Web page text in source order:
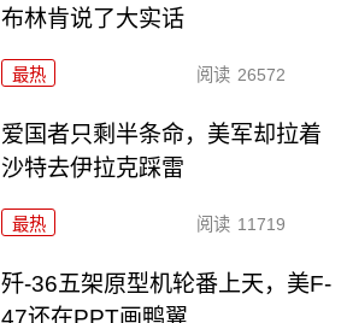
布林肯说了大实话
最热 阅读 26572
爱国者只剩半条命，美军却拉着
沙特去伊拉克踩雷
最热 阅读 11719
歼-36五架原型机轮番上天，美F-
47还在PPT画鸭翼